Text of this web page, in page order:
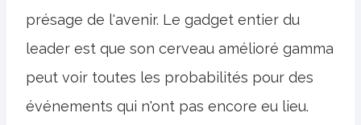
présage de l'avenir. Le gadget entier du
leader est que son cerveau amélioré gamma
peut voir toutes les probabilités pour des
événements qui n'ont pas encore eu lieu.